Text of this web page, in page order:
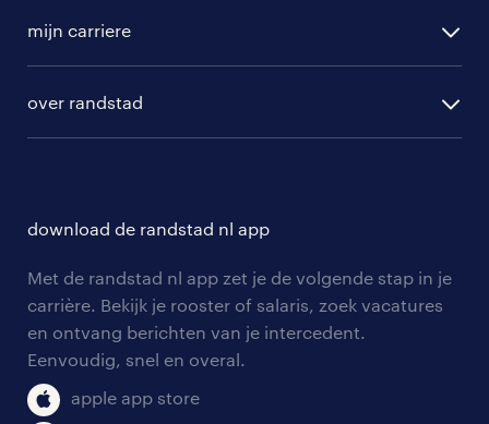
randstad professional
randstad digital
hr-diensten
branches
tarieven
personeel gezocht
aanmelden nieuwsbrief
mijn carriere
solliciteren
blogs en artikelen
salarischecker
bruto-netto calculator
over randstad
onze vestigingen
pers
klachten en misstanden
download de randstad nl app
Met de randstad nl app zet je de volgende stap in je
carrière. Bekijk je rooster of salaris, zoek vacatures
en ontvang berichten van je intercedent.
Eenvoudig, snel en overal.
apple app store